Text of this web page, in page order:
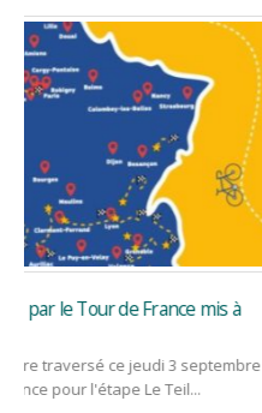
17
Mai
Visite de projets
Dans le cadre du Joli
organisé des visites
Lire la suite